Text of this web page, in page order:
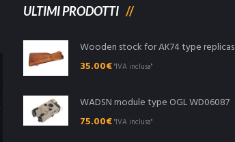
ULTIMI PRODOTTI
Wooden stock for AK74 type replicas
35.00€"IVA inclusa"
WADSN module type OGL WD06087
75.00€"IVA inclusa"